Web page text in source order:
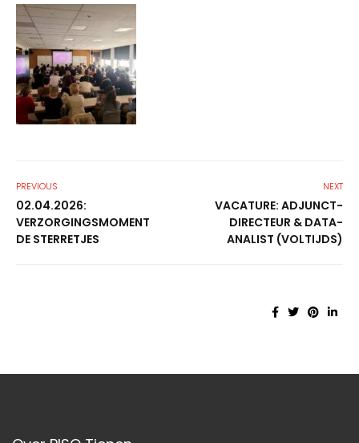
PREVIOUS
02.04.2026:
VERZORGINGSMOMENT
DE STERRETJES
NEXT
VACATURE: ADJUNCT-
DIRECTEUR & DATA-
ANALIST (VOLTIJDS)